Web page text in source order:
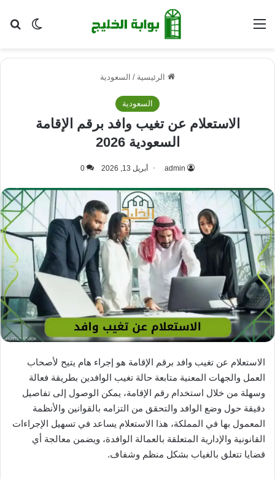
الوضع القائمة
الرئيسية / السعودية
السعودية
الاستعلام عن تغيب وافد برقم الإقامة
السعودية 2026
admin أبريل 13, 2026 0
الاستعلام عن تغيب وافد برقم الإقامة هو إجراء هام يتيح لأصحاب
العمل والجهات المعنية متابعة حالة تغيب الوافدين بطريقة فعالة
وسهلة من خلال استخدام رقم الإقامة، يمكن الوصول إلى تفاصيل
دقيقة حول وضع الوافد والتحقق من التزامه بالقوانين والأنظمة
المعمول بها في المملكة، هذا الاستعلام يساعد في تسهيل الإجراءات
القانونية والإدارية المتعلقة بالعمالة الوافدة، ويضمن معالجة أي
قضايا تتعلق بالغياب بشكل منظم وشفاف.